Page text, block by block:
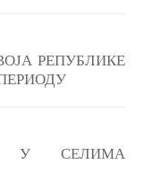
РЕПУБЛИКЕ
У СЕЛИМА